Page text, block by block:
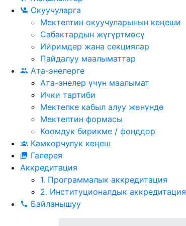
Окуучуларга
Мектептин окуучуларынын кеңеши
Сабактардын жүгүртмѳсү
Ийримдер жана секциялар
Пайдалуу маалыматтар
Ата-энелерге
Ата-энелер үчүн маалымат
Ички тартиби
Мектепке кабыл алуу жөнүндө
Мектептин формасы
Коомдук бирикме / фонддор
Камкорчулук кеңеш
Галерея
Аккредитация
1. Программалык аккредитация
2. Институционалдык аккредитация
Байланышуу